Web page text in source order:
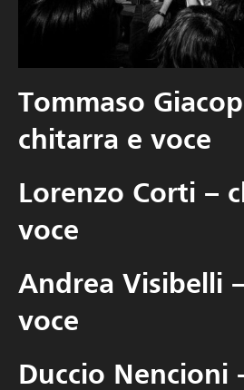
Tommaso
chitarra e voce
Lorenzo Corti –
voce
Andrea Visibelli
voce
Duccio Nencioni